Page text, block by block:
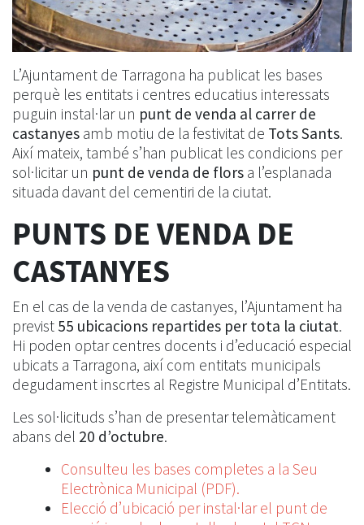
L’Ajuntament de Tarragona ha publicat les bases
perquè les entitats i centres educatius interessats
puguin instal·lar un punt de venda al carrer de
castanyes amb motiu de la festivitat de Tots Sants.
Així mateix, també s’han publicat les condicions per
sol·licitar un punt de venda de flors a l’esplanada
situada davant del cementiri de la ciutat.
PUNTS DE VENDA DE
CASTANYES
En el cas de la venda de castanyes, l’Ajuntament ha
previst 55 ubicacions repartides per tota la ciutat.
Hi poden optar centres docents i d’educació especial
ubicats a Tarragona, així com entitats municipals
degudament inscrtes al Registre Municipal d’Entitats.
Les sol·licituds s’han de presentar telemàticament
abans del 20 d’octubre.
Consulteu les bases completes a la Seu
Electrònica Municipal (PDF).
Elecció d’ubicació per instal·lar el punt de